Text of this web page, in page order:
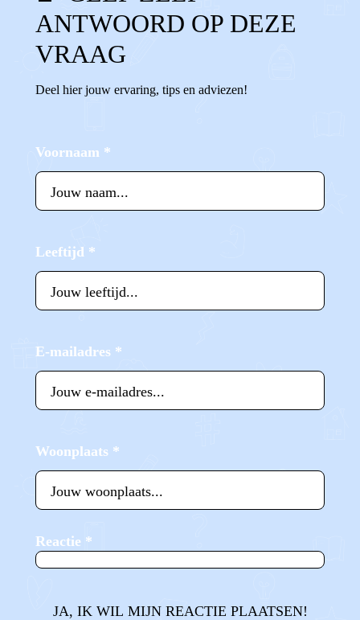
ANTWOORD OP DEZE
VRAAG
Deel hier jouw ervaring, tips en adviezen!
Voornaam *
Leeftijd *
E-mailadres *
Woonplaats *
Reactie *
JA, IK WIL MIJN REACTIE PLAATSEN!